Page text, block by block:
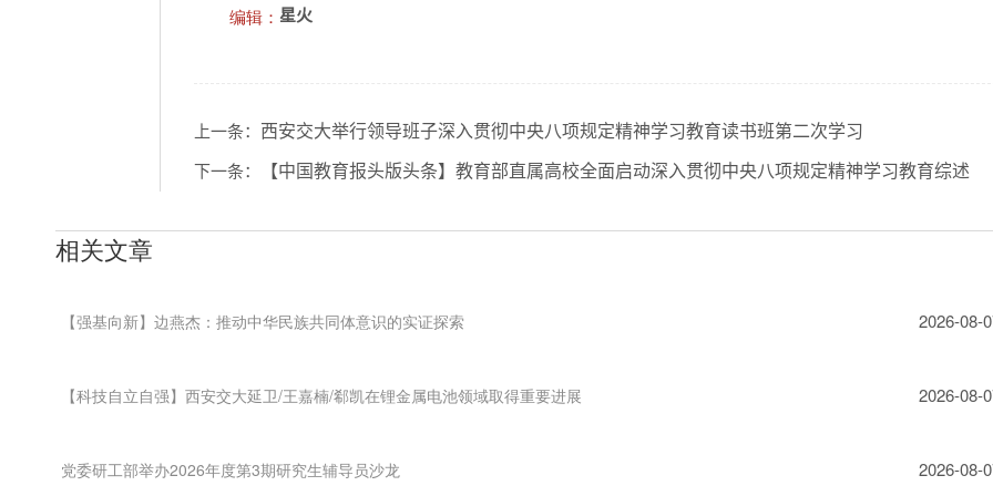
编辑： 星火
上一条： 西安交大举行领导班子深入贯彻中央八项规定精神学习教育读书班第二次学习
下一条： 【中国教育报头版头条】教育部直属高校全面启动深入贯彻中央八项规定精神学习教育综述
相关文章
【强基向新】边燕杰：推动中华民族共同体意识的实证探索 2026-08-
【科技自立自强】西安交大延卫/王嘉楠/郗凯在锂金属电池领域取得重要进展 2026-08-
党委研工部举办2026年度第3期研究生辅导员沙龙 2026-08-